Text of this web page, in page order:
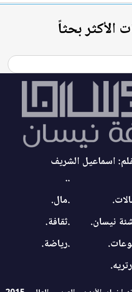
الأكثر بحثاً
اسماعيل الشريف
..
.مال.
نيسان.
.ثقافة.
.رياضة.